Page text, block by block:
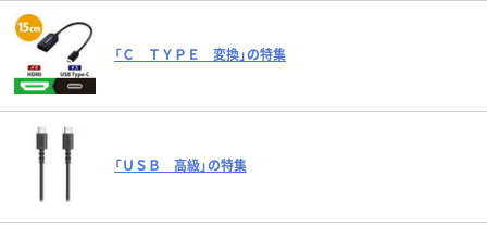
「Ｃ ＴＹＰＥ 変換」の特集
「ＵＳＢ 高級」の特集